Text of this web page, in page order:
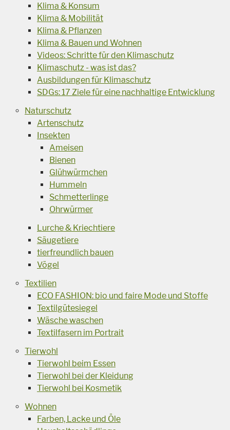
Klima & Konsum
Klima & Mobilität
Klima & Pflanzen
Klima & Bauen und Wohnen
Videos: Schritte für den Klimaschutz
Klimaschutz - was ist das?
Ausbildungen für Klimaschutz
SDGs: 17 Ziele für eine nachhaltige Entwicklung
Naturschutz
Artenschutz
Insekten
Ameisen
Bienen
Glühwürmchen
Hummeln
Schmetterlinge
Ohrwürmer
Lurche & Kriechtiere
Säugetiere
tierfreundlich bauen
Vögel
Textilien
ECO FASHION: bio und faire Mode und Stoffe
Textilgütesiegel
Wäsche waschen
Textilfasern im Portrait
Tierwohl
Tierwohl beim Essen
Tierwohl bei der Kleidung
Tierwohl bei Kosmetik
Wohnen
Farben, Lacke und Öle